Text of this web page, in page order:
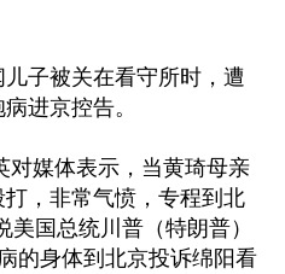
子被关在看守所时，遭
进京控告。
对媒体表示，当黄琦母亲
，非常气愤，专程到北
美国总统川普（特朗普）
的身体到北京投诉绵阳看